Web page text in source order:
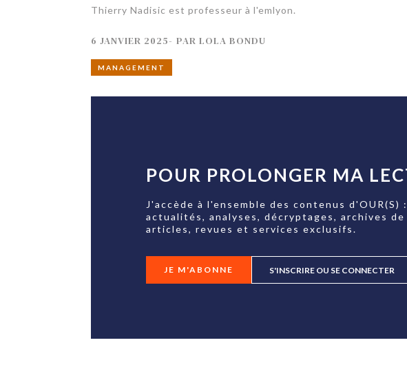
Thierry Nadisic est professeur à l'emlyon.
6 JANVIER 2025- PARLOLA BONDU
MANAGEMENT
POUR PROLONGER MA
J'accède à l'ensemble des contenus d'OUR(S)
actualités, analyses, décryptages, archives de
articles, revues et services exclusifs.
JE M'ABONNE S'INSCRIRE OU SE CONNECTER